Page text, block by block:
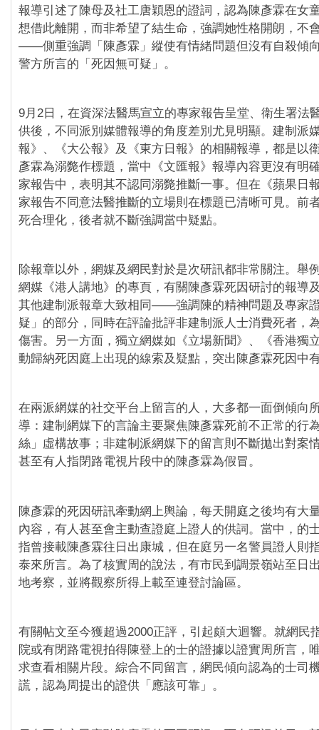
報導引述了陳母及社工唐穎恩的證詞，認為陳彥霖在女
想借此離開，而非希望了結生命，強調她性格開朗，不
——側重強調「陳彥霖」縱使有情緒問題但沒有自殺傾
警方所言的「死因無可疑」。
9月2日，在資深法醫馬宣立的專家報告呈堂、衛生署法
供後，不同派別媒體報導的角度差別尤見明顯。建制派
報》、《大公報》及《東方日報》的相關報導，都是以
彥霖為溺斃作標題，當中《文匯報》報導內容更沒有明
家報告中，表明其不認同溺斃推斷一事。但在《蘋果日
家報告不同意法醫推斷的立場則在標題已清晰可見。前
死合理化，後者就不斷強調當中疑點。
除報章以外，網媒及網民對於是次研訊都非常關注。舉
網媒《港人講地》的專頁，有關陳彥霖死因研討的報導
其他建制派報章大致相同——強調陳的精神問題及專家
疑」的部分，同時在評論批評非建制派人士消費死者，
傷害。另一方面，獨立網媒如《立場新聞》、《香港獨
動歸納死因庭上出現的線索及疑點，突出陳彥霖死因中
在兩派網媒的社交平台上留言的人，大多都一面倒傾向
導：建制網媒下的言論主要聚焦陳彥霖死前不正常的行
絲」虛構故事；非建制派網媒下的留言則不斷拋出對案
甚至有人指閉路電視片段中的陳彥霖為假冒。
陳彥霖的死因研訊牽動網上輿論，每天開庭之後均有大
內容，有人甚至會主動查證庭上證人的供詞。當中，的
指曾接載陳彥霖往日出康城，但在庭另一名警員證人則
泰來所言。為了核實周的說法，有市民到調景嶺站至日
地考察，並將觀察所得上載至連登討論區。
有關帖文至今獲超過2000正評，引起頗大迴響。就網民
院或有閉路電視拍得陳登上的士的證據以證實周所言，
求查看相關片段。綜合不同留言，網民傾向認為的士司
謊，認為周提出的證供「應該可靠」。